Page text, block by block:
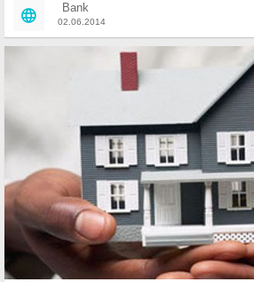
Bank
02.06.2014